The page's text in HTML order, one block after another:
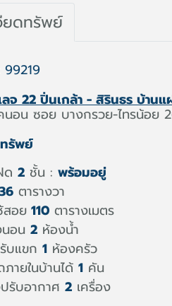
ยดทรัพย์
จ 22 ปิ่นเกล้า - สิรินธร บ้าน
นอน ซอย บางกรวย-ไทรน้อย
ทรัพย์
ด 2 ชั้น : พร้อมอยู่
ตารางวา
สอย 110 ตารางเมตร
อน 2 ห้องน้ำ
บแขก 1 ห้องครัว
ายในบ้านได้ 1 คัน
รับอากาศ 2 เครื่อง